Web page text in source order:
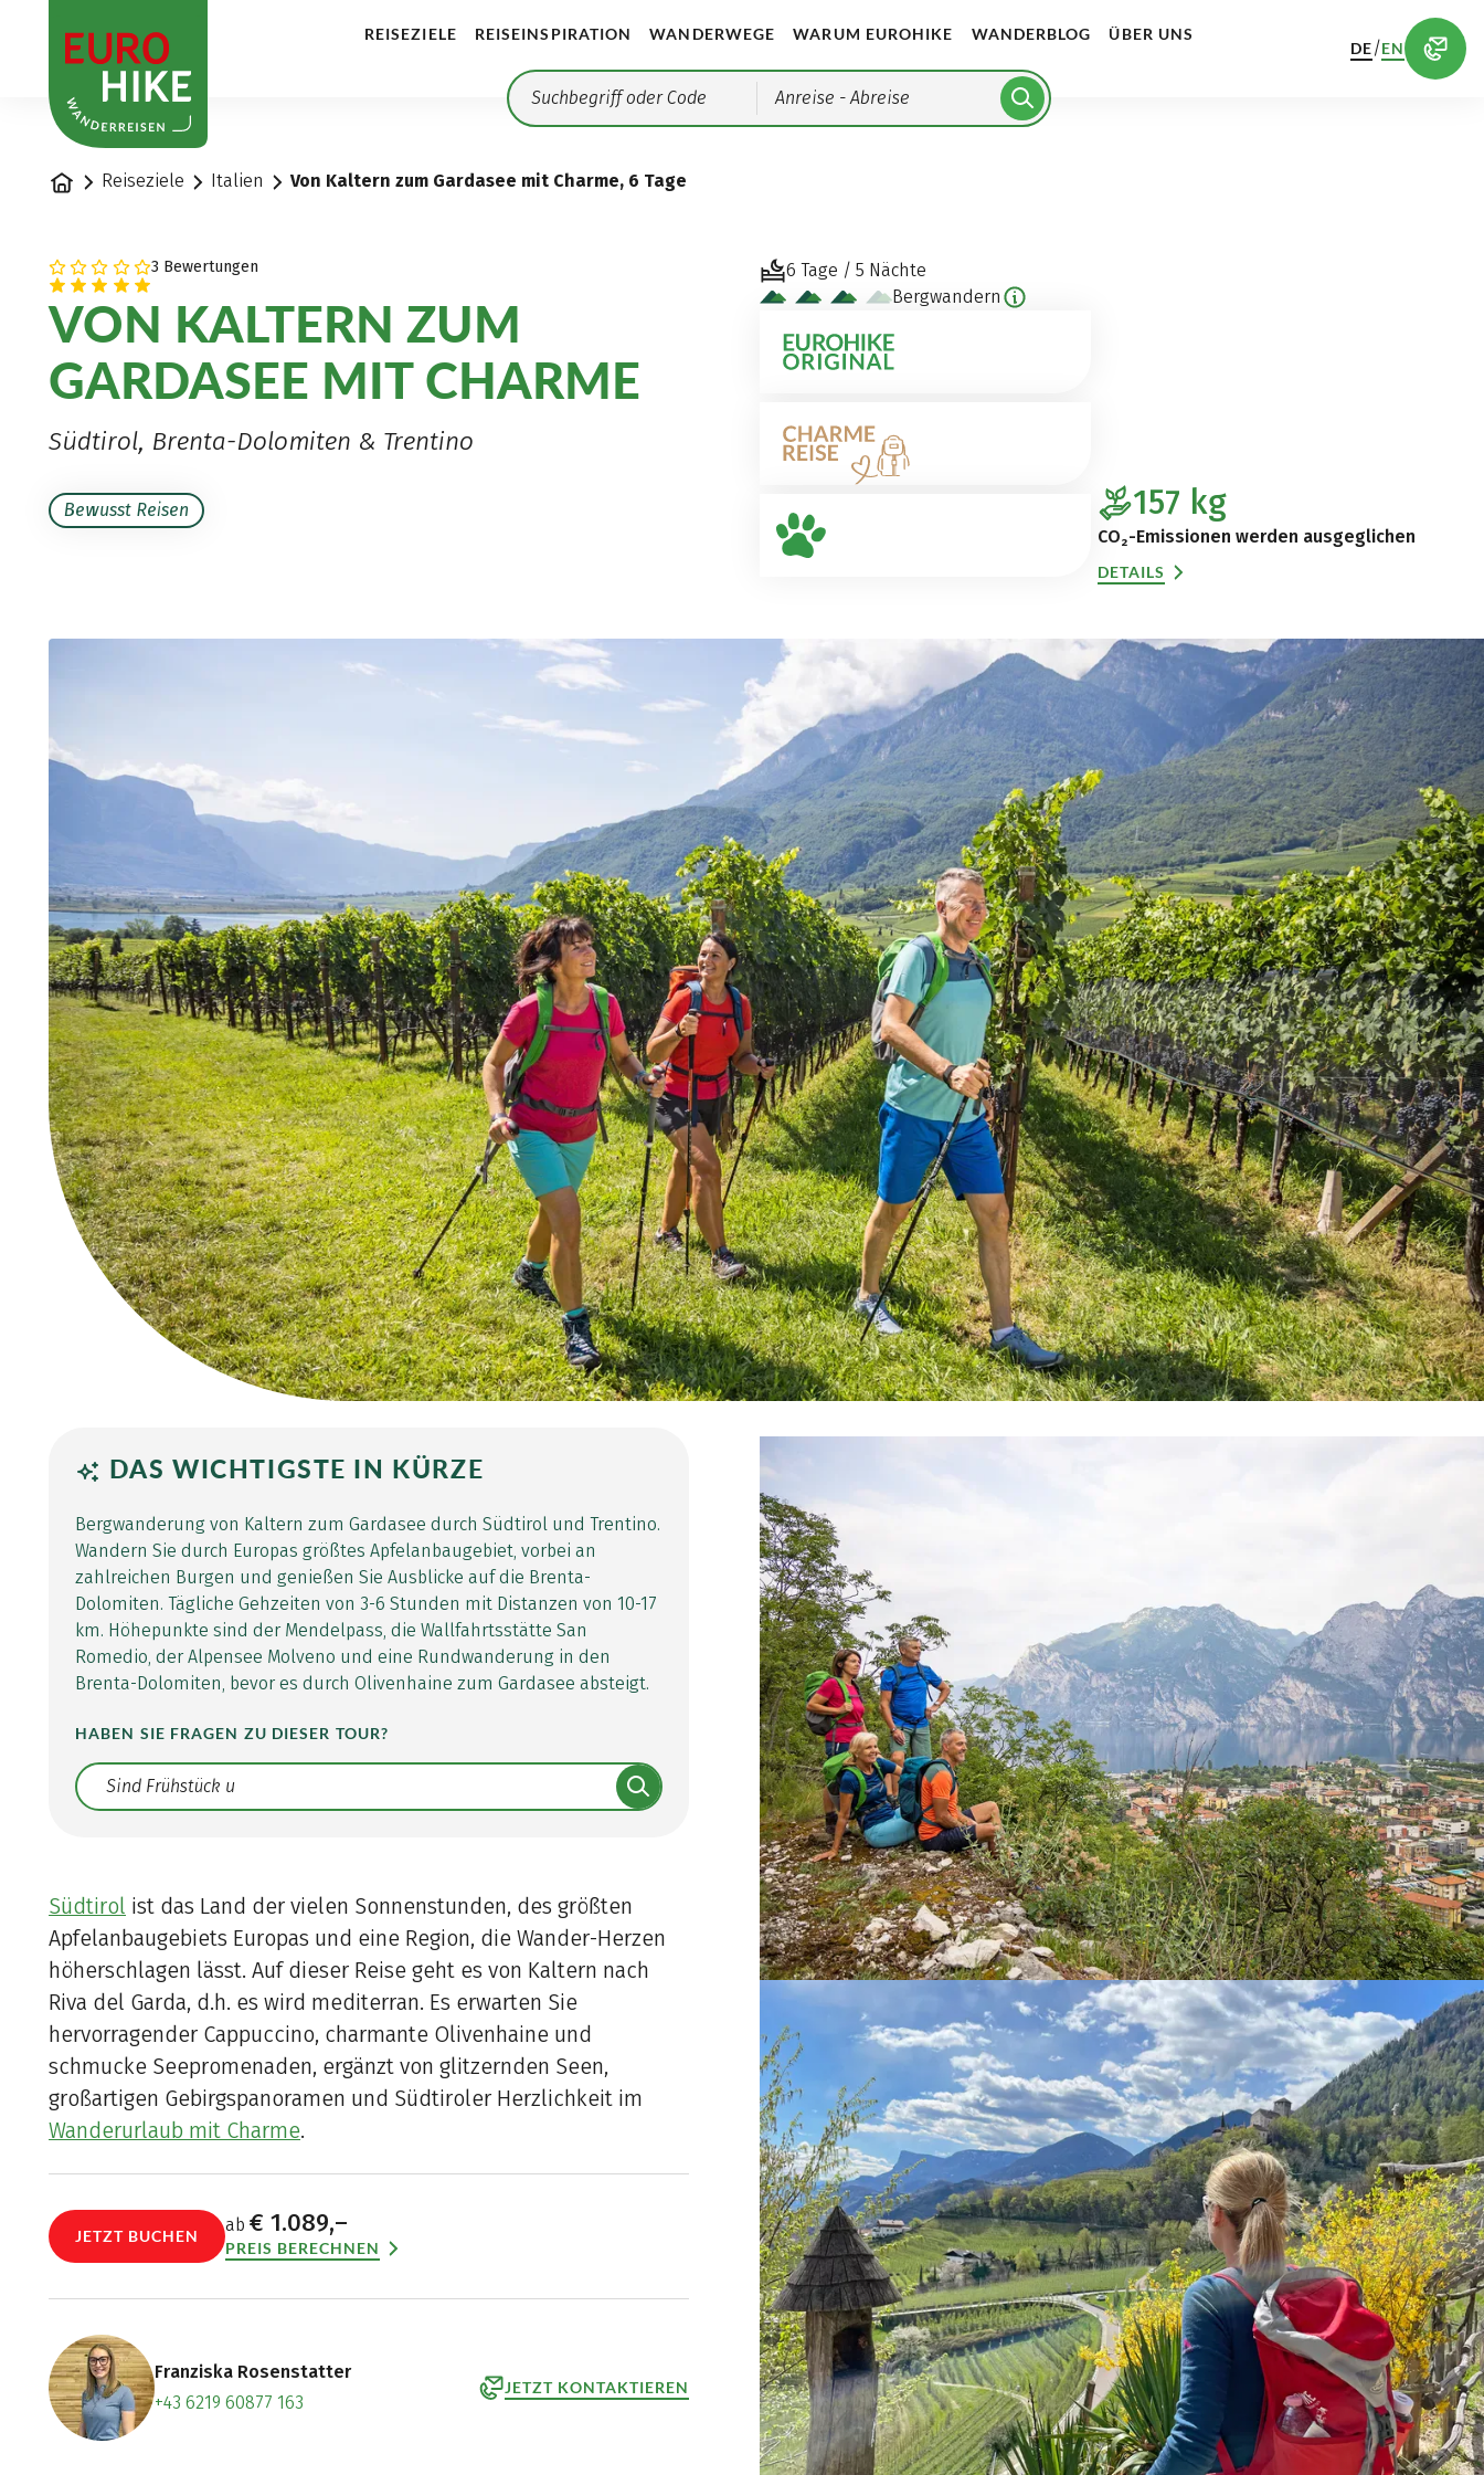
REISEZIELE REISEINSPIRATION WANDERWEGE WARUM EUROHIKE WANDERBLOG ÜBER UNS
Anreise - Abreise
DE/EN
StartseiteReiseziele Italien Von Kaltern zum Gardasee mit Charme, 6 Tage
3 Bewertungen
VON KALTERN ZUM
GARDASEE MIT CHARME
Südtirol, Brenta-Dolomiten & Trentino
Bewusst Reisen
6 Tage / 5 Nächte
Bergwandern
157 kg
CO₂-Emissionen werden ausgeglichen
DETAILS
DAS WICHTIGSTE IN KÜRZE
Bergwanderung von Kaltern zum Gardasee durch Südtirol und Trentino.
Wandern Sie durch Europas größtes Apfelanbaugebiet, vorbei an
zahlreichen Burgen und genießen Sie Ausblicke auf die Brenta-
Dolomiten. Tägliche Gehzeiten von 3-6 Stunden mit Distanzen von 10-17
km. Höhepunkte sind der Mendelpass, die Wallfahrtsstätte San
Romedio, der Alpensee Molveno und eine Rundwanderung in den
Brenta-Dolomiten, bevor es durch Olivenhaine zum Gardasee absteigt.
HABEN SIE FRAGEN ZU DIESER TOUR?
Translate: a11y.faq.search
Südtirol ist das Land der vielen Sonnenstunden, des größten
Apfelanbaugebiets Europas und eine Region, die Wander-Herzen
höherschlagen lässt. Auf dieser Reise geht es von Kaltern nach
Riva del Garda, d.h. es wird mediterran. Es erwarten Sie
hervorragender Cappuccino, charmante Olivenhaine und
schmucke Seepromenaden, ergänzt von glitzernden Seen,
großartigen Gebirgspanoramen und Südtiroler Herzlichkeit im
Wanderurlaub mit Charme.
JETZT BUCHEN
ab € 1.089,–
PREIS BERECHNEN
Franziska Rosenstatter
+43 6219 60877 163
JETZT KONTAKTIEREN